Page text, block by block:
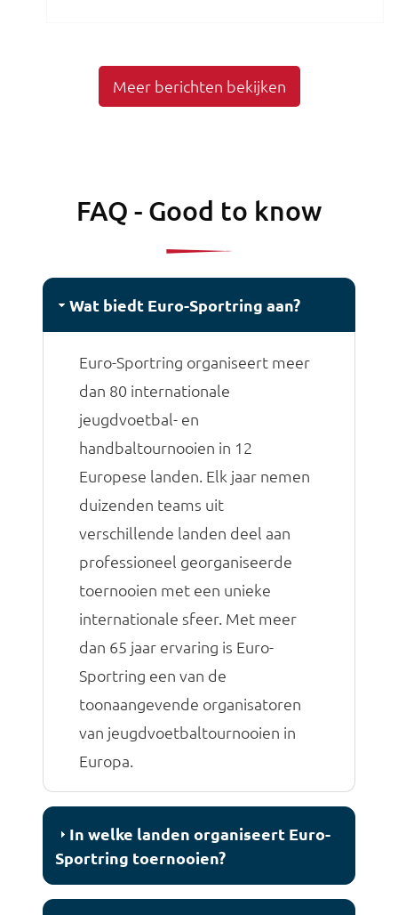
onvergetelijke ervaringen op én naast
Meer berichten bekijken
FAQ - Good to know
Wat biedt Euro-Sportring aan?
Euro-Sportring organiseert meer
dan 80 internationale
jeugdvoetbal- en
handbaltournooien in 12
Europese landen. Elk jaar nemen
duizenden teams uit
verschillende landen deel aan
professioneel georganiseerde
toernooien met een unieke
internationale sfeer. Met meer
dan 65 jaar ervaring is Euro-
Sportring een van de
toonaangevende organisatoren
van jeugdvoetbaltournooien in
Europa.
In welke landen organiseert Euro-
Sportring toernooien?